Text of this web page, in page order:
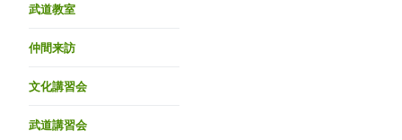
武道教室
仲間来訪
文化講習会
武道講習会